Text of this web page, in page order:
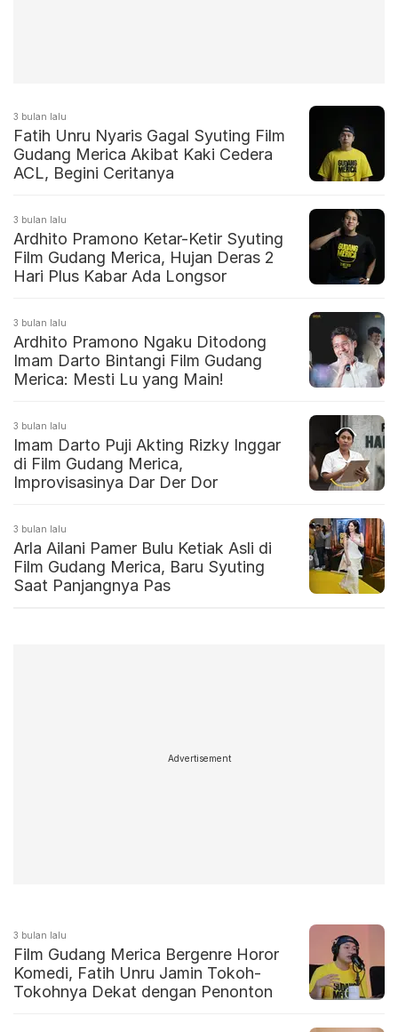
3 bulan lalu
Fatih Unru Nyaris Gagal Syuting Film
Gudang Merica Akibat Kaki Cedera
ACL, Begini Ceritanya
3 bulan lalu
Ardhito Pramono Ketar-Ketir Syuting
Film Gudang Merica, Hujan Deras 2
Hari Plus Kabar Ada Longsor
3 bulan lalu
Ardhito Pramono Ngaku Ditodong
Imam Darto Bintangi Film Gudang
Merica: Mesti Lu yang Main!
3 bulan lalu
Imam Darto Puji Akting Rizky Inggar
di Film Gudang Merica,
Improvisasinya Dar Der Dor
3 bulan lalu
Arla Ailani Pamer Bulu Ketiak Asli di
Film Gudang Merica, Baru Syuting
Saat Panjangnya Pas
Advertisement
3 bulan lalu
Film Gudang Merica Bergenre Horor
Komedi, Fatih Unru Jamin Tokoh-
Tokohnya Dekat dengan Penonton